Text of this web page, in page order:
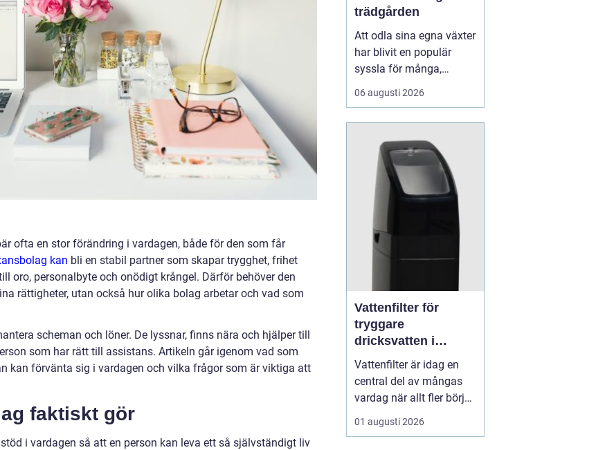
ofta en stor förändring i vardagen, både för den som får
kan bli en stabil partner som skapar trygghet, frihet
oro, personalbyte och onödigt krångel. Därför behöver den
rättigheter, utan också hur olika bolag arbetar och vad som
scheman och löner. De lyssnar, finns nära och hjälper till
som har rätt till assistans. Artikeln går igenom vad som
kan förvänta sig i vardagen och vilka frågor som är viktiga att
faktiskt gör
i vardagen så att en person kan leva ett så självständigt liv
trädgården
Att odla sina egna växter
har blivit en populär
syssla för många,
oavsett om det handlar
om att ha en prunkande
balkongträdgård i stan.
En av de mest effektiva
och este...
06 augusti 2026
Vattenfilter för
tryggare
dricksvatten i
vardagen
Vattenfilter är idag en
central del av mångas
vardag när allt fler börjar
fundera på kvaliteten på
vattnet som kommer ur
01 augusti 2026